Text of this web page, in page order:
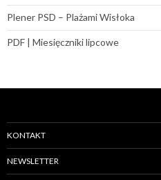
Plener PSD – Plażami Wisłoka
PDF | Miesięczniki lipcowe
KONTAKT
NEWSLETTER